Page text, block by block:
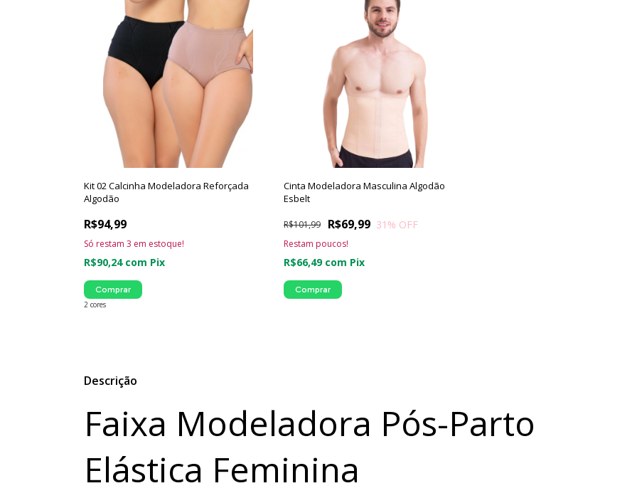
Kit 02 Calcinha Modeladora Reforçada
Algodão
R$94,99
R$90,24 com Pix
Só restam 3 em estoque!
2 cores
Comprar
Cinta Modeladora Masculina Algodão
Esbelt
R$69,99
R$101,99 31 % OFF
R$66,49 com Pix
Restam poucos!
Comprar
Descrição
Faixa Modeladora Pós-Parto
Elástica Feminina